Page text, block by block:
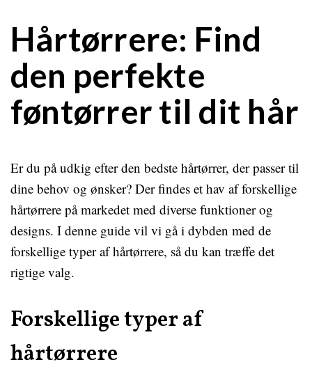
Hårtørrere: Find
den perfekte
føntørrer til dit hår
Er du på udkig efter den bedste hårtørrer, der passer til
dine behov og ønsker? Der findes et hav af forskellige
hårtørrere på markedet med diverse funktioner og
designs. I denne guide vil vi gå i dybden med de
forskellige typer af hårtørrere, så du kan træffe det
rigtige valg.
Forskellige typer af
hårtørrere